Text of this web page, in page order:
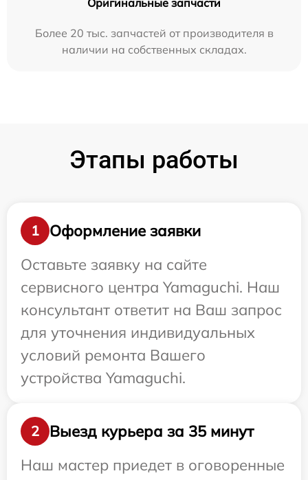
Оригинальные запчасти
Более 20 тыс. запчастей от производителя в
наличии на собственных складах.
Этапы работы
1
Оформление заявки
Оставьте заявку на сайте
сервисного центра Yamaguchi. Наш
консультант ответит на Ваш запрос
для уточнения индивидуальных
условий ремонта Вашего
устройства Yamaguchi.
2
Выезд курьера за 35 минут
Наш мастер приедет в оговоренные